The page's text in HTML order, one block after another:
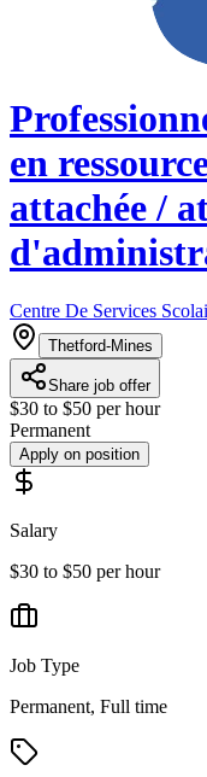
en
attachée /
Centre De Services
Thetford-Mines
Share job offer
$30 to $50 per hour
Permanent
Apply on position
Salary
$30 to $50 per hour
Job Type
Permanent, Full time